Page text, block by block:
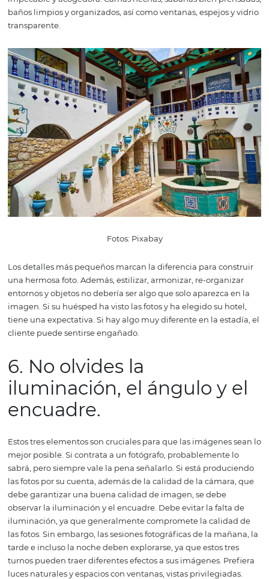
5. Armonice los
La arquitectura y la decoración de un hotel o posada es
elemento crucial para atraer clientes y agregar valor a la
experiencia del huésped. Por lo tanto, lo ideal es que sus
espacios ofrezcan fluidez, combinando innovación y
Incorpore colores, objetos, texturas, imágenes y piezas
habitaciones que construyan la identidad de su
con un toque de refinamiento y calidad, evitando
Al tomar fotos, intente aprovechar al máximo la
los espacios de su hotel. La decoración también debe
impecable y acogedora. Camas hechas, sábanas bien
baños limpios y organizados, así como ventanas,
transparente.